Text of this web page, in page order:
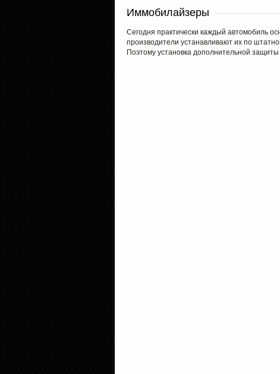
Иммобилайзеры
Сегодня практически каждый автомобиль
производители устанавливают их по
Поэтому установка дополнительной